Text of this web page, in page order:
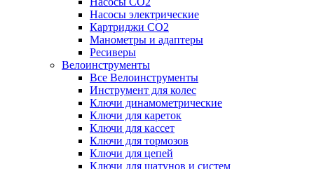
Насосы электрические
Картриджи CO2
Манометры и адаптеры
Ресиверы
Велоинструменты
Все Велоинструменты
Инструмент для колес
Ключи динамометрические
Ключи для кареток
Ключи для кассет
Ключи для тормозов
Ключи для цепей
Ключи для шатунов и систем